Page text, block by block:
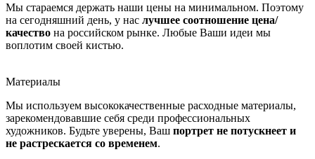
Мы стараемся держать наши цены на минимальном. Поэтому
на сегодняшний день, у нас лучшее соотношение цена/
качество на российском рынке. Любые Ваши идеи мы
воплотим своей кистью.
Материалы
Мы используем высококачественные расходные материалы,
зарекомендовавшие себя среди профессиональных
художников. Будьте уверены, Ваш портрет не потускнеет и
не растрескается со временем.